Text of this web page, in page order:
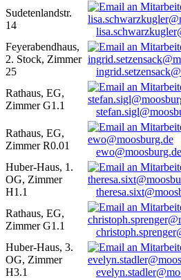
Sudetenlandstr.
14
Feyerabendhaus,
2. Stock, Zimmer
25
Rathaus, EG,
Zimmer G1.1
Rathaus, EG,
Zimmer R0.01
ewo@moosburg.de
Huber-Haus, 1.
OG, Zimmer
H1.1
Rathaus, EG,
Zimmer G1.1
Huber-Haus, 3.
OG, Zimmer
H3.1